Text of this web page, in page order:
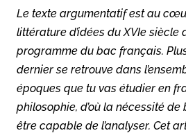
Le texte argumentatif est au
littérature d’idées du XVIe siècle
programme du bac français.
dernier se retrouve dans
époques que tu vas étudier en
philosophie, d’où la nécessité
être capable de l’analyser. Cet